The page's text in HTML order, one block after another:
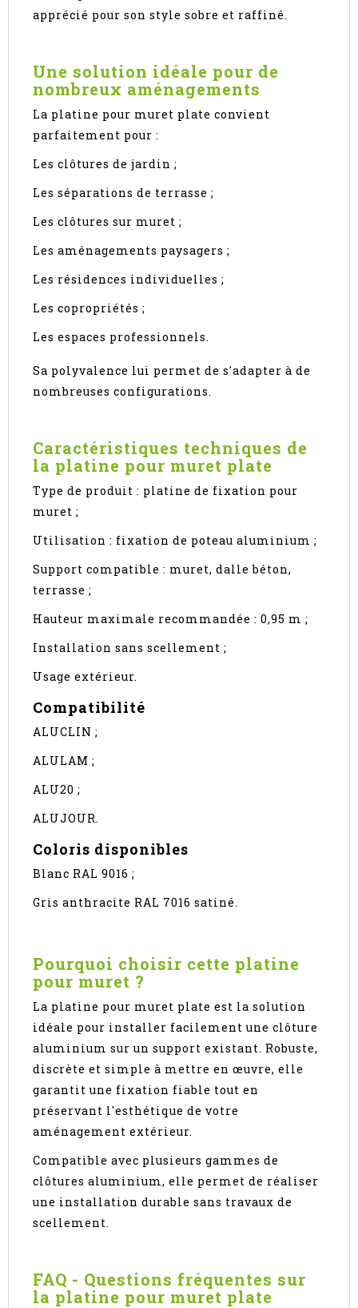
apprécié pour son style sobre et raffiné.
Une solution idéale pour de
nombreux aménagements
La platine pour muret plate convient
parfaitement pour :
Les clôtures de jardin ;
Les séparations de terrasse ;
Les clôtures sur muret ;
Les aménagements paysagers ;
Les résidences individuelles ;
Les copropriétés ;
Les espaces professionnels.
Sa polyvalence lui permet de s'adapter à de
nombreuses configurations.
Caractéristiques techniques de
la platine pour muret plate
Type de produit : platine de fixation pour
muret ;
Utilisation : fixation de poteau aluminium ;
Support compatible : muret, dalle béton,
terrasse ;
Hauteur maximale recommandée : 0,95 m ;
Installation sans scellement ;
Usage extérieur.
Compatibilité
ALUCLIN ;
ALULAM ;
ALU20 ;
ALUJOUR.
Coloris disponibles
Blanc RAL 9016 ;
Gris anthracite RAL 7016 satiné.
Pourquoi choisir cette platine
pour muret ?
La platine pour muret plate est la solution
idéale pour installer facilement une clôture
aluminium sur un support existant. Robuste,
discrète et simple à mettre en œuvre, elle
garantit une fixation fiable tout en
préservant l'esthétique de votre
aménagement extérieur.
Compatible avec plusieurs gammes de
clôtures aluminium, elle permet de réaliser
une installation durable sans travaux de
scellement.
FAQ - Questions fréquentes sur
la platine pour muret plate